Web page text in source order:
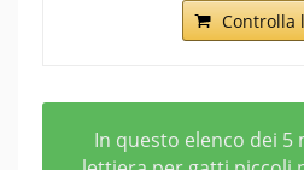
Controlla
In questo elenco dei